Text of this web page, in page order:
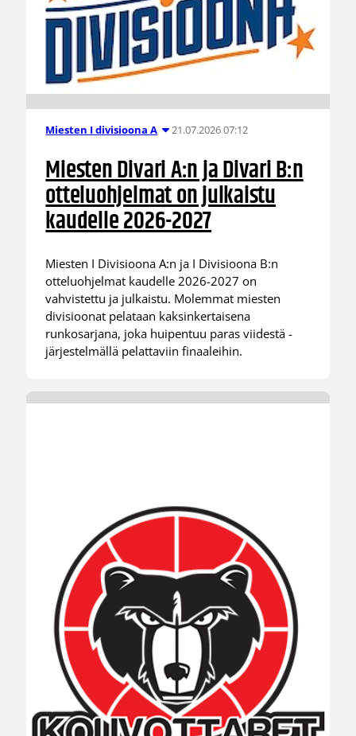
Miesten I divisioona A 21.07.2026 07:12
Miesten Divari A:n ja Divari B:n
otteluohjelmat on julkaistu
kaudelle 2026-2027
Miesten I Divisioona A:n ja I Divisioona B:n
otteluohjelmat kaudelle 2026-2027 on
vahvistettu ja julkaistu. Molemmat miesten
divisioonat pelataan kaksinkertaisena
runkosarjana, joka huipentuu paras viidestä -
järjestelmällä pelattaviin finaaleihin.